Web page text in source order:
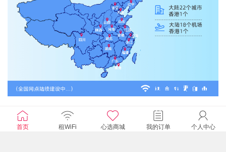
首页 租WiFi 心选商城 我的订单 个人中心